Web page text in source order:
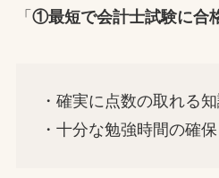
「 ①最短で会計士試験に合
・確実に点数の取れる
・十分な勉強時間の確保